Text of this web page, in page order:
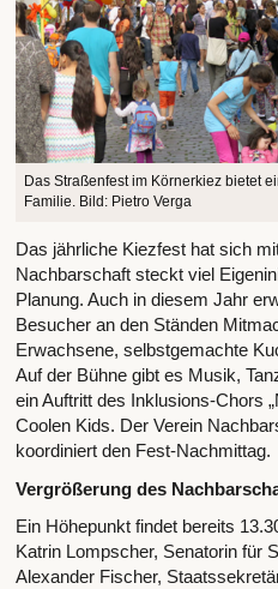
Das Straßenfest im Körnerkiez bietet
Familie. Bild: Pietro Verga
Das jährliche Kiezfest hat sich
Nachbarschaft steckt viel
Planung. Auch in diesem Jahr
Besucher an den Ständen
Erwachsene, selbstgemachte
Auf der Bühne gibt es Musik,
ein Auftritt des Inklusions-Chors
Coolen Kids. Der Verein
koordiniert den Fest-Nachmittag.
Vergrößerung des
Ein Höhepunkt findet bereits
Katrin Lompscher, Senatorin für
Alexander Fischer,